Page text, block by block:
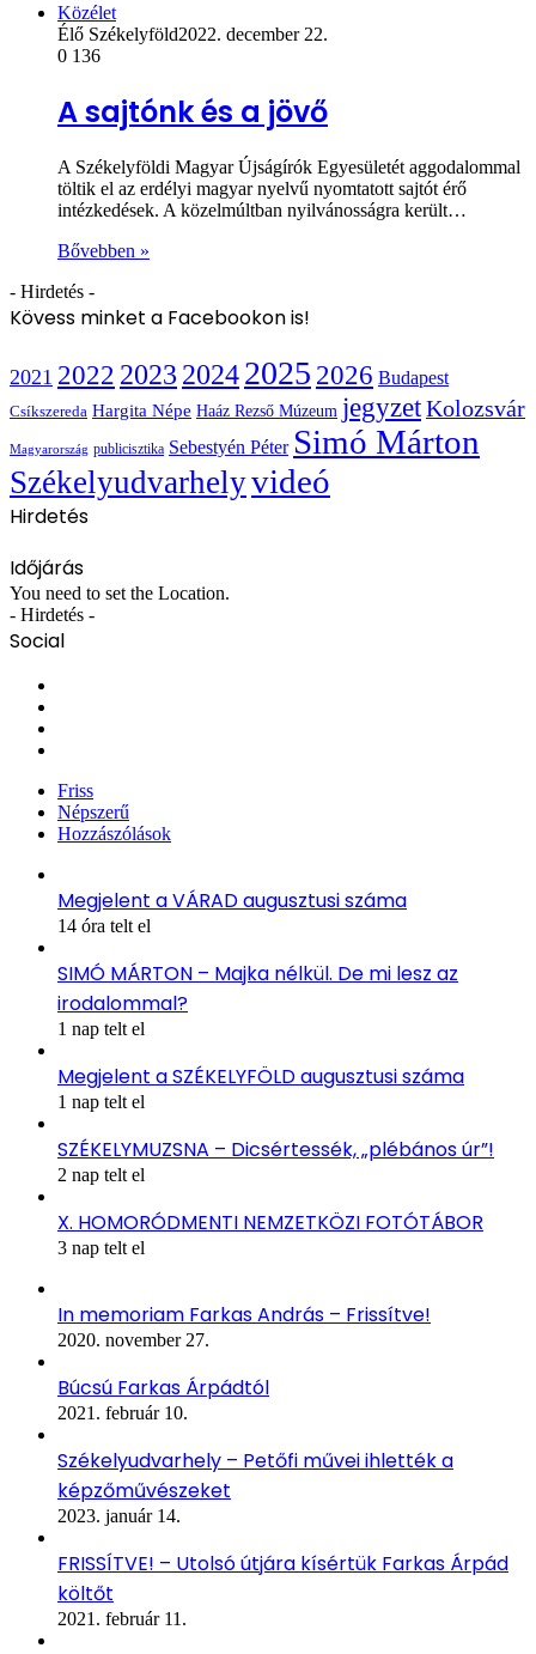
Közélet
Élő Székelyföld2022. december 22.
0 136
A sajtónk és a jövő
A Székelyföldi Magyar Újságírók Egyesületét aggodalommal
töltik el az erdélyi magyar nyelvű nyomtatott sajtót érő
intézkedések. A közelmúltban nyilvánosságra került…
Bővebben »
- Hirdetés -
Kövess minket a Facebookon is!
2021 2022 2023 20242025 2026 Budapest
Csíkszereda Hargita Népe Haáz Rezső Múzeum jegyzetKolozsvár
Magyarország publicisztika Sebestyén Péter Simó Márton
Székelyudvarhelyvideó
Hirdetés
Időjárás
You need to set the Location.
- Hirdetés -
Social
Friss
Népszerű
Hozzászólások
Megjelent a VÁRAD augusztusi száma
14 óra telt el
SIMÓ MÁRTON – Majka nélkül. De mi lesz az
irodalommal?
1 nap telt el
Megjelent a SZÉKELYFÖLD augusztusi száma
1 nap telt el
SZÉKELYMUZSNA – Dicsértessék, „plébános úr”!
2 nap telt el
X. HOMORÓDMENTI NEMZETKÖZI FOTÓTÁBOR
3 nap telt el
In memoriam Farkas András – Frissítve!
2020. november 27.
Búcsú Farkas Árpádtól
2021. február 10.
Székelyudvarhely – Petőfi művei ihlették a
képzőművészeket
2023. január 14.
FRISSÍTVE! – Utolsó útjára kísértük Farkas Árpád
költőt
2021. február 11.